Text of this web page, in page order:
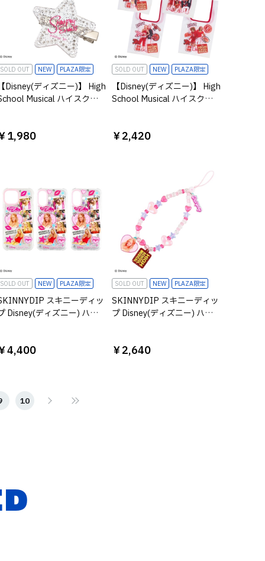
SOLD OUT NEW PLAZA限定
Disney(ディズニー)】 High
Musical ハイスクー
1,980
SOLD OUT NEW PLAZA限定
【Disney(ディズニー)】 High
School Musical ハイスクー
せん
￥2,420
SOLD OUT NEW PLAZA限定
スキニーディッ
Disney(ディズニー) ハイ
4,400
SOLD OUT NEW PLAZA限定
SKINNYDIP スキニーディッ
プ Disney(ディズニー) ハイ
￥2,640
10